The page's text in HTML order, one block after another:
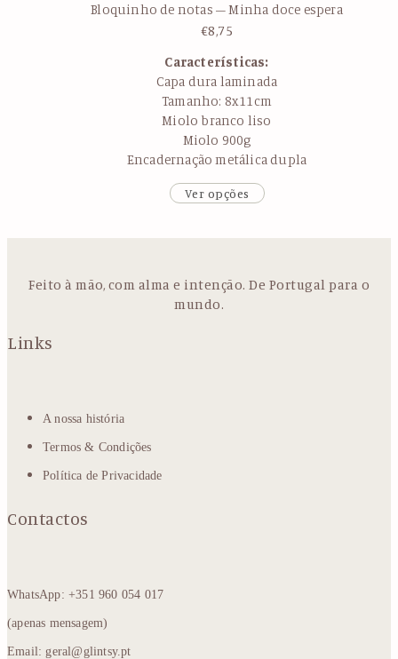
Bloquinho de notas – Minha doce espera
€8,75
Características:
Capa dura laminada
Tamanho: 8x11cm
Miolo branco liso
Miolo 900g
Encadernação metálica dupla
Ver opções
Feito à mão, com alma e intenção. De Portugal para o
mundo.
Links
A nossa história
Termos & Condições
Política de Privacidade
Contactos
WhatsApp: +351 960 054 017
(apenas mensagem)
Email: geral@glintsy.pt